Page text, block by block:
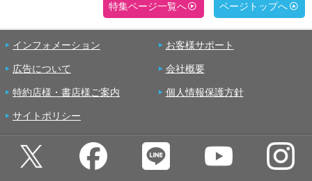
特集ページ一覧へ ページトップへ
インフォメーション お客様サポート
広告について 会社概要
特約店様・書店様ご案内 個人情報保護方針
サイトポリシー